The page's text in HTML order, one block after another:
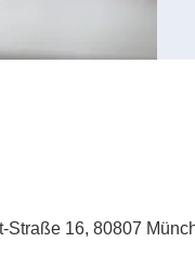
Straße 16, 80807